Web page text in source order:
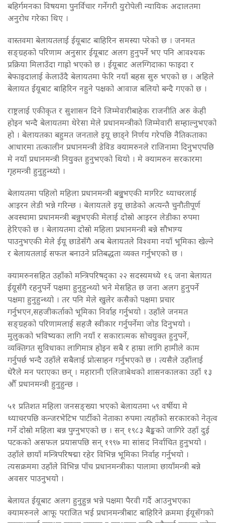
बहिर्गमनका विषयमा पुनर्विचार गर्नेगरी युरोपेली न्यायिक अदालतमा
अनुरोध गरेका थिए ।
वास्तवमा बेलायतलाई ईयूबाट बाहिरिन समस्या परेको छ । जनमत
सङ्ग्रहको परिणाम अनुसार ईयूबाट अलग हुनुपर्ने भए पनि आवश्यक
प्रक्रिया मिलाउँदा गाह्रो भएको छ । ईयूबाट अलग्गिदाका फाइदा र
बेफाइदालाई केलाउँदै बेलायतमा फेरि नयाँ बहस सुरु भएको छ । अहिले
बेलायत ईयूबाट बाहिरिन नहुने पक्षको आवाज बलियो बन्दै गएको छ ।
राष्ट्रलाई एकीकृत र सुशासन दिने जिम्मेवारीबाहेक राजनीति अरु केही
होइन भन्दै बेलायतमा थेरेसा मेले प्रधानमन्त्रीको जिम्मेवारी सम्हाल्नुभएको
हो । बेलायतका बहुमत जनताले इयू छाड्ने निर्णय गरेपछि नैतिकताका
आधारमा तत्कालीन प्रधानमन्त्री डेविड क्यामरुनले राजिनामा दिनुभएपछि
मे नयाँ प्रधानमन्त्री नियुक्त हुनुभएको थियो । मे क्यामरुन सरकारमा
गृहमन्त्री हुनुहुन्थ्यो ।
बेलायतमा पहिलो महिला प्रधानमन्त्री बन्नुृभएकी मार्गरेट थ्याचरलाई
आइरन लेडी भन्ने गरिन्छ । बेलायतले इयू छाडेको अत्यन्तै चुनौतीपूर्ण
अवस्थामा प्रधानमन्त्री बन्नुभएकी मेलाई दोस्रो आइरन लेडीका रुपमा
हेरिएको छ । बेलायतमा दोस्रो महिला प्रधानमन्त्री बन्ने सौभाग्य
पाउनुभएकी मेले ईयू छाडेसँगै अब बेलायतले विश्वमा नयाँ भूमिका खेल्ने
र बेलायतलाई सफल बनाउने प्रतिबद्धता व्यक्त गर्नुभएको छ ।
क्यामरुनसहित उहाँको मन्त्रिपरिषद्का २२ सदस्यमध्ये १६ जना बेलायत
ईयूसँगै रहनुपर्ने पक्षमा हुनुहुन्थ्यो भने मेसहित छ जना अलग हुनुपर्ने
पक्षमा हुनुहुन्थ्यो । तर पनि मेले खुलेर कसैको पक्षमा प्रचार
गर्नुभएन,सहजीकर्ताको भूमिका निर्वाह गर्नुभयो । उहाँले जनमत
सङ्ग्रहको परिणामलाई सहजै स्वीकार गर्नुपर्नेमा जोड दिनुभयो ।
मुलुकको भविष्यका लागि नयाँ र सकारात्मक सोचयुक्त हुनुपर्ने,
व्यक्तिगत सुविधाका लागिमात्र होइन सबै र हाम्रा लागि हामीले काम
गर्नुपर्छ भन्दै उहाँले सबैलाई प्रोत्साहन गर्नुभएको छ । त्यसैले उहाँलाई
धेरैले मन पराएका छन् । महारानी एलिजाबेथको शासनकालका उहाँ १३
औँ प्रधानमन्त्री हुनुहुन्छ ।
५१ प्रतिशत महिला जनसङ्ख्या भएको बेलायतमा ५९ वर्षीया मे
थ्याचरपछि कन्जरभेटिभ पार्टीको नेताका रुपमा त्यहाँको सरकारको नेतृत्व
गर्ने दोस्रो महिला बन्न पुग्नुभएको छ । सन् १९८३ बैङ्कको जागिरे उहाँ दुई
पटकको असफल प्रयासपछि सन् १९९७ मा सांसद निर्वाचित हुनुभयो ।
उहाँले छायाँ मन्त्रिपरिषद्मा रहेर विभिन्न भूमिका निर्वाह गर्नुभयो ।
त्यसक्रममा उहाँले विभिन्न पाँच प्रधानमन्त्रीका पालामा छायाँमन्त्री बन्ने
अवसर पाउनुभयो ।
बेलायत ईयूबाट अलग हुनुहुन्न भन्ने पक्षमा पैरवी गर्दै आउनुभएका
क्यामरुनले आफू पराजित भई प्रधानमन्त्रीबाट बाहिरिने क्रममा ईयूसँगको